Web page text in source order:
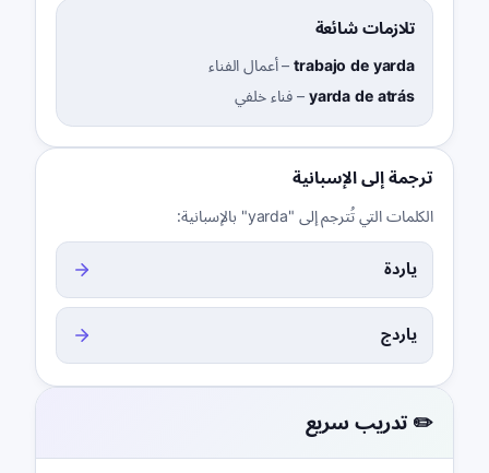
تلازمات شائعة
trabajo de yarda
–أعمال الفناء
yarda de atrás
–فناء خلفي
ترجمة إلى الإسبانية
الكلمات التي تُترجم إلى "yarda" بالإسبانية:
ياردة
ياردج
✏️ تدريب سريع